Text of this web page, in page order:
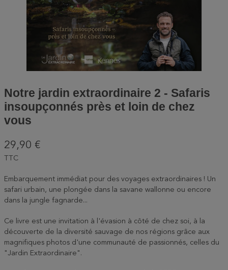
Notre jardin extraordinaire 2 - Safaris
insoupçonnés près et loin de chez
vous
29,90 €
TTC
Embarquement immédiat pour des voyages extraordinaires ! Un
safari urbain, une plongée dans la savane wallonne ou encore
dans la jungle fagnarde...
Ce livre est une invitation à l'évasion à côté de chez soi, à la
découverte de la diversité sauvage de nos régions grâce aux
magnifiques photos d'une communauté de passionnés, celles du
"Jardin Extraordinaire".